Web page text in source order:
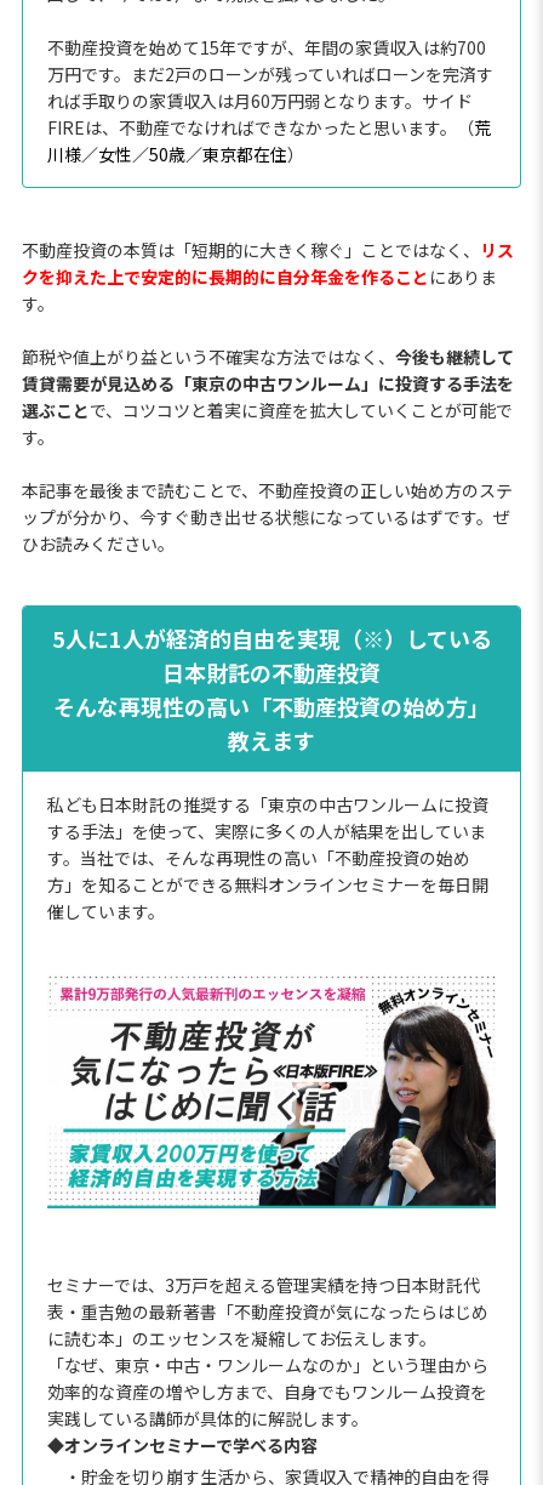
不動産投資を始めて15年ですが、年間の家賃収入は約700
万円です。まだ2戸のローンが残っていればローンを完済す
れば手取りの家賃収入は月60万円弱となります。サイド
FIREは、不動産でなければできなかったと思います。（荒
川様／女性／50歳／東京都在住）
不動産投資の本質は「短期的に大きく稼ぐ」ことではなく、 リス
クを抑えた上で安定的に長期的に自分年金を作ること にありま
す。
節税や値上がり益という不確実な方法ではなく、 今後も継続して
賃貸需要が見込める「東京の中古ワンルーム」に投資する手法を
選ぶことで、コツコツと着実に資産を拡大していくことが可能で
す。
本記事を最後まで読むことで、不動産投資の正しい始め方のステ
ップが分かり、今すぐ動き出せる状態になっているはずです。ぜ
ひお読みください。
5人に1人が経済的自由を実現（※）している
日本財託の不動産投資
そんな再現性の高い「不動産投資の始め方」
教えます
私ども日本財託の推奨する「東京の中古ワンルームに投資
する手法」を使って、実際に多くの人が結果を出していま
す。当社では、そんな再現性の高い「不動産投資の始め
方」を知ることができる無料オンラインセミナーを毎日開
催しています。
セミナーでは、3万戸を超える管理実績を持つ日本財託代
表・重吉勉の最新著書「不動産投資が気になったらはじめ
に読む本」のエッセンスを凝縮してお伝えします。
「なぜ、東京・中古・ワンルームなのか」という理由から
効率的な資産の増やし方まで、自身でもワンルーム投資を
実践している講師が具体的に解説します。
◆オンラインセミナーで学べる内容
・貯金を切り崩す生活から、家賃収入で精神的自由を得